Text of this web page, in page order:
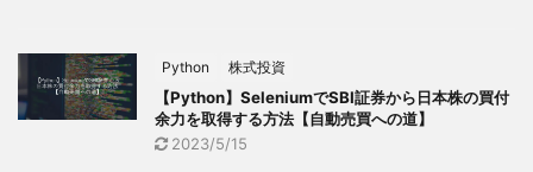
Python 株式投資
【Python】SeleniumでSBI証券から日本株の買付
余力を取得する方法【自動売買への道】
2023/5/15